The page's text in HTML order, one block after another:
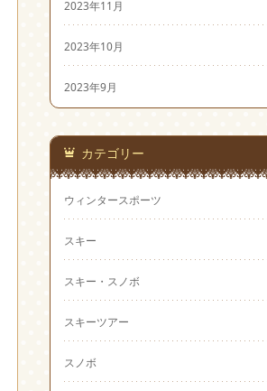
2023年11月
2023年10月
2023年9月
カテゴリー
ウィンタースポーツ
スキー
スキー・スノボ
スキーツアー
スノボ